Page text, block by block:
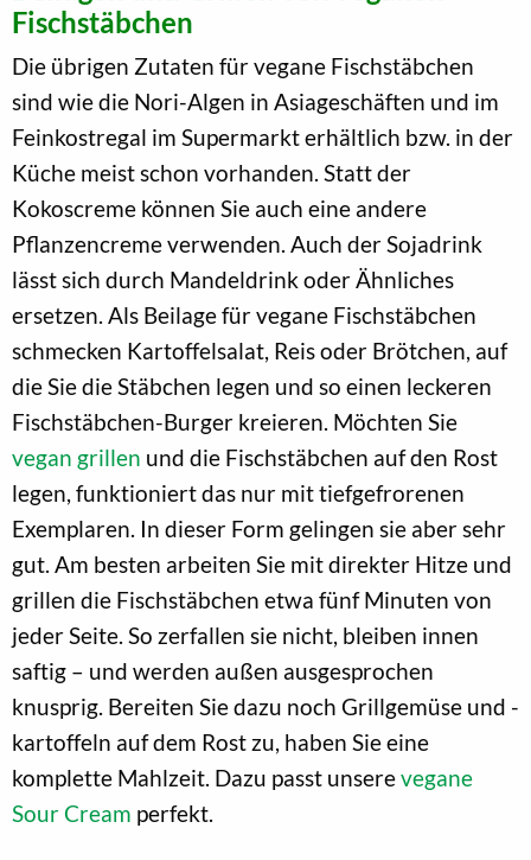
Fischstäbchen
Die übrigen Zutaten für vegane Fischstäbchen
sind wie die Nori-Algen in Asiageschäften und im
Feinkostregal im Supermarkt erhältlich bzw. in der
Küche meist schon vorhanden. Statt der
Kokoscreme können Sie auch eine andere
Pflanzencreme verwenden. Auch der Sojadrink
lässt sich durch Mandeldrink oder Ähnliches
ersetzen. Als Beilage für vegane Fischstäbchen
schmecken Kartoffelsalat, Reis oder Brötchen, auf
die Sie die Stäbchen legen und so einen leckeren
Fischstäbchen-Burger kreieren. Möchten Sie
vegan grillen und die Fischstäbchen auf den Rost
legen, funktioniert das nur mit tiefgefrorenen
Exemplaren. In dieser Form gelingen sie aber sehr
gut. Am besten arbeiten Sie mit direkter Hitze und
grillen die Fischstäbchen etwa fünf Minuten von
jeder Seite. So zerfallen sie nicht, bleiben innen
saftig – und werden außen ausgesprochen
knusprig. Bereiten Sie dazu noch Grillgemüse und -
kartoffeln auf dem Rost zu, haben Sie eine
komplette Mahlzeit. Dazu passt unserevegane
Sour Cream perfekt.